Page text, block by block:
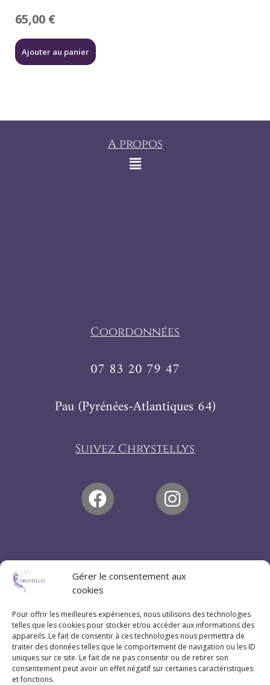
Gérer le consentement aux
cookies
Pour offrir les meilleures expériences, nous utilisons des technologies
telles que les cookies pour stocker et/ou accéder aux informations des
appareils. Le fait de consentir à ces technologies nous permettra de
traiter des données telles que le comportement de navigation ou les ID
uniques sur ce site. Le fait de ne pas consentir ou de retirer son
consentement peut avoir un effet négatif sur certaines caractéristiques
et fonctions.
65,00 €
Ajouter au panier
A propos
Coordonnées
07 83 20 79 47
Pau (Pyrénées-Atlantiques 64)
Suivez Chrystellys